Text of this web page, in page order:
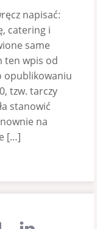
napisać:
catering i
same
ten wpis od
opublikowaniu
tzw. tarczy
stanowić
na
[…]